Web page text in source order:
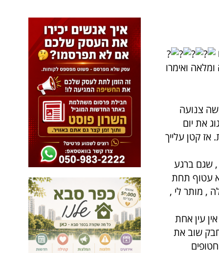
ואימרו
צנועה
את יום
לא קשה. נכון ? 74 היום נתת. אז קטן עלייך
, שגם ברגע
עטוף תחת
, מותר לי ,
עין אחת
שוב את